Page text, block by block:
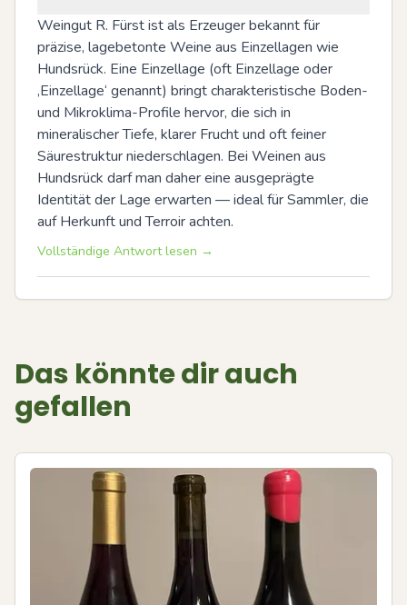
Weingut R. Fürst ist als Erzeuger bekannt für
präzise, lagebetonte Weine aus Einzellagen wie
Hundsrück. Eine Einzellage (oft Einzellage oder
‚Einzellage‘ genannt) bringt charakteristische Boden-
und Mikroklima-Profile hervor, die sich in
mineralischer Tiefe, klarer Frucht und oft feiner
Säurestruktur niederschlagen. Bei Weinen aus
Hundsrück darf man daher eine ausgeprägte
Identität der Lage erwarten — ideal für Sammler, die
auf Herkunft und Terroir achten.
Vollständige Antwort lesen →
Das könnte dir auch
gefallen